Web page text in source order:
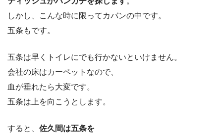
しかし、こんな時に限ってカバンの中です。
五条もです。
五条は早くトイレにでも行かないといけません。
会社の床はカーペットなので、
血が垂れたら大変です。
五条は上を向こうとします。
すると、 佐久間は五条を